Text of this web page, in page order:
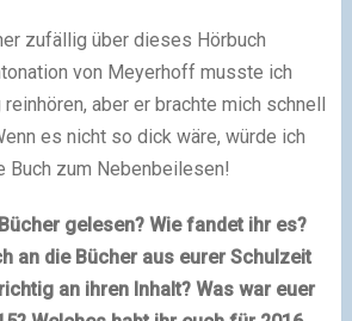
zufällig über dieses Hörbuch
von Meyerhoff musste ich
aber er brachte mich schnell
es nicht so dick wäre, würde ich
Buch zum Nebenbeilesen!
gelesen? Wie fandet ihr es?
an die Bücher aus eurer Schulzeit
an ihren Inhalt? Was war euer